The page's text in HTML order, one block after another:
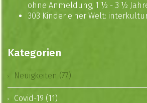
ohne Anmeldung, 1 ½ - 3 ½
303 Kinder einer Welt:
Kategorien
Neuigkeiten (77)
Covid-19 (11)